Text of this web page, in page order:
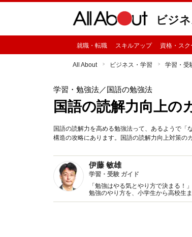
ビジ
就職・転職 スキルアップ 資格・スク
All About ビジネス・学習 学習・受
学習・勉強法／国語の勉強法
国語の読解力向上の
国語の読解力を高める勉強法って、あるようで
構造の攻略にあります。国語の読解力向上対策の
伊藤 敏雄
学習・受験 ガイド
「勉強はやる気とやり方で決まる
勉強のやり方を、小学生から高校生
保護者に、学習メソッドやモチベー